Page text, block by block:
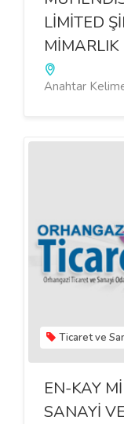
LİMİTED
MİMARLIK
Anahtar
Ticaret ve
EN-KAY
SANAYİ